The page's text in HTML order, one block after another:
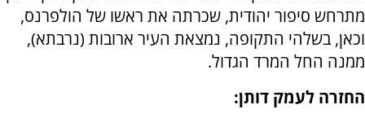
מתרחש סיפור יהודית, שכרתה את ראשו של הולפרנס,
וכאן, בשלהי התקופה, נמצאת העיר ארובות (נרבתא),
ממנה החל המרד הגדול.
החזרה לעמק דותן: